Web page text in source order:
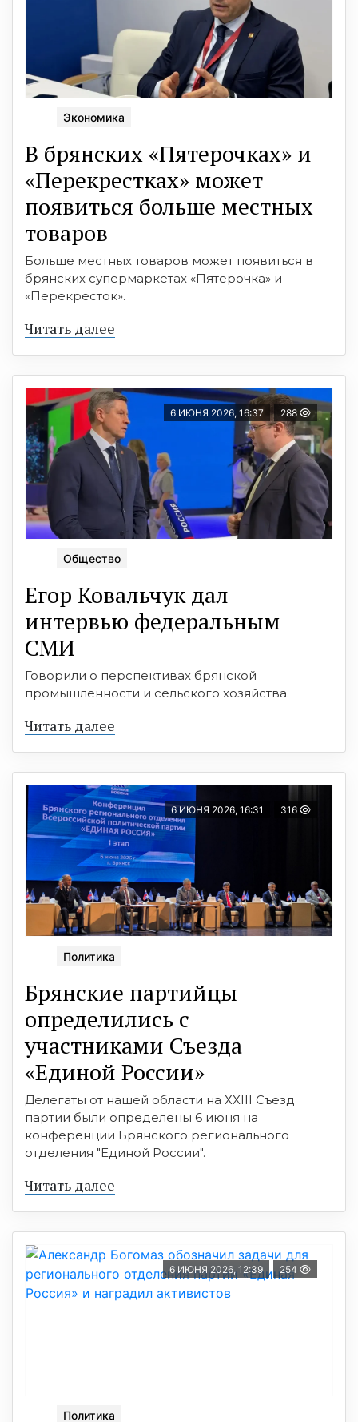
Экономика
В брянских «Пятерочках» и
«Перекрестках» может
появиться больше местных
товаров
Больше местных товаров может появиться в
брянских супермаркетах «Пятерочка» и
«Перекресток».
Читать далее
6 ИЮНЯ 2026, 16:37 288
Общество
Егор Ковальчук дал
интервью федеральным
СМИ
Говорили о перспективах брянской
промышленности и сельского хозяйства.
Читать далее
6 ИЮНЯ 2026, 16:31 316
Политика
Брянские партийцы
определились с
участниками Съезда
«Единой России»
Делегаты от нашей области на ХXIII Съезд
партии были определены 6 июня на
конференции Брянского регионального
отделения "Единой России".
Читать далее
6 ИЮНЯ 2026, 12:39 254
Политика